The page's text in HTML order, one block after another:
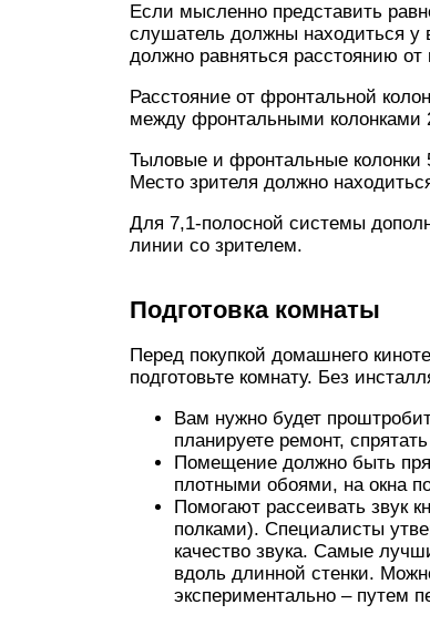
Если мысленно представить
слушатель должны находиться у
должно равняться расстоянию
Расстояние от фронтальной
между фронтальными колонками
Тыловые и фронтальные колонки
Место зрителя должно
Для 7,1-полосной системы
линии со зрителем.
Подготовка комнаты
Перед покупкой домашнего
подготовьте комнату. Без
Вам нужно будет
планируете ремонт,
Помещение должно быть
плотными обоями, на окна
Помогают рассеивать звук
полками). Специалисты
качество звука. Самые
вдоль длинной стенки.
экспериментально – путем